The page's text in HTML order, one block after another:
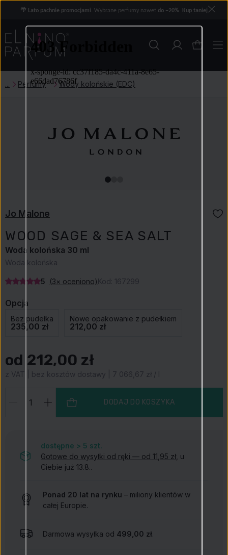
🌴 Lato pachnie promocjami. Wybrane perfumy nawet do −20%. Kup taniej
Perfumy Wody kolońskie (EDC)
Jo Malone
WOOD SAGE & SEA SALT
Woda kolońska 30 ml
Woda kolońska
5 (3× oceniono)Kod: 167299
Opcja
Bez pudełka
235,00 zł
Nowe opakowanie z pudełkiem
212,00 zł
od 212,00 zł
z VAT | bez kosztów dostawy | 7 066,67 zł / l
DODAJ DO KOSZYKA
dostępne > 5 szt.
Gotowe do wysyłki od ręki — od 11,95 zł , u
Ciebie już 13.8..
Ponad 20 lat na rynku – miliony klientów w
całej Europie.
Darmowa wysyłka od 499,00 zł.